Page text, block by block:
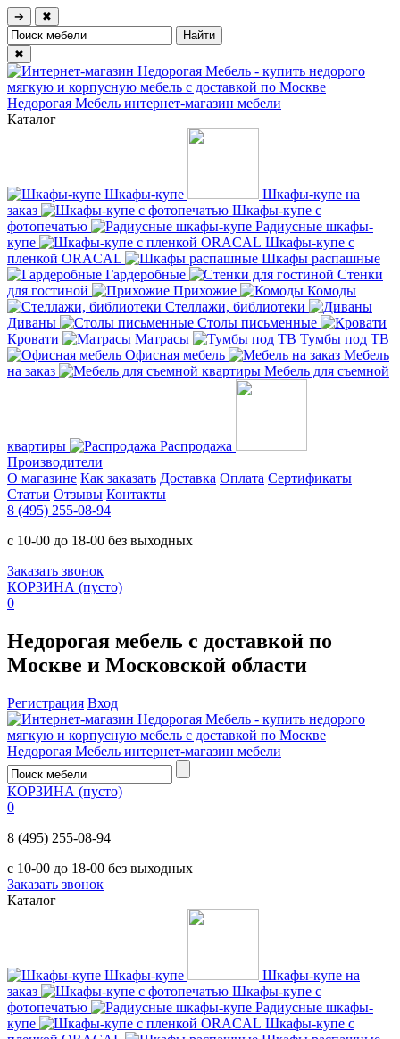
➔ ✖
✖
Недорогая Мебель интернет-магазин мебели
Каталог
Шкафы-купе
Шкафы-купе на
заказ
Шкафы-купе с
фотопечатью
Радиусные шкафы-
купе
Шкафы-купе с
пленкой ORACAL
Шкафы распашные
Гардеробные
Стенки
для гостиной
Прихожие
Комоды
Стеллажи, библиотеки
Диваны
Столы письменные
Кровати
Матрасы
Тумбы под ТВ
Офисная мебель
Мебель
на заказ
Мебель для съемной
квартиры
Распродажа
Производители
О магазине Как заказать Доставка Оплата Сертификаты
Статьи Отзывы Контакты
8 (495) 255-08-94
с 10-00 до 18-00 без выходных
Заказать звонок
КОРЗИНА (пусто)
0
Недорогая мебель с доставкой по
Москве и Московской области
Регистрация Вход
Недорогая Мебель интернет-магазин мебели
КОРЗИНА (пусто)
0
8 (495) 255-08-94
с 10-00 до 18-00 без выходных
Заказать звонок
Каталог
Шкафы-купе
Шкафы-купе на
заказ
Шкафы-купе с
фотопечатью
Радиусные шкафы-
купе
Шкафы-купе с